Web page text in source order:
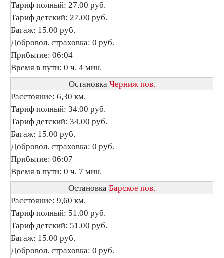
Тариф полный: 27.00 руб.
Тариф детский: 27.00 руб.
Багаж: 15.00 руб.
Добровол. страховка: 0 руб.
Прибытие: 06:04
Время в пути: 0 ч. 4 мин.
Остановка Черниж пов.
Расстояние: 6,30 км.
Тариф полный: 34.00 руб.
Тариф детский: 34.00 руб.
Багаж: 15.00 руб.
Добровол. страховка: 0 руб.
Прибытие: 06:07
Время в пути: 0 ч. 7 мин.
Остановка Барское пов.
Расстояние: 9,60 км.
Тариф полный: 51.00 руб.
Тариф детский: 51.00 руб.
Багаж: 15.00 руб.
Добровол. страховка: 0 руб.